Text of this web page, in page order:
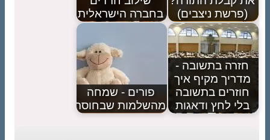
(פרשת ניצבים)
בחברה הישראלית
חזרה בתשובה -
מקיף איך
חוזרים בתשובה
בלי לחץ ודאגות
פורים - שמחה
מהשלמות שבחוסר